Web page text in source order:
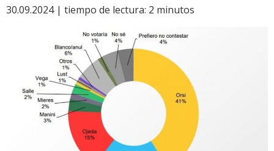
30.09.2024 | tiempo de lectura: 2 minutos